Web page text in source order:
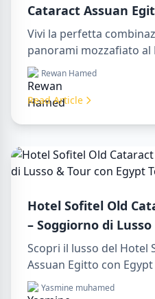
Cataract Assuan
Senza Tempo sul
Vivi la perfetta
panorami mozzafiato al
Assuan Egitto. Esplora
in luxor egypt e goditi
aswan from luxor.
Rewan Hamed
Read Article
Hotel Sofitel Old
– Soggiorno di
Tours VIP
Scopri il lusso del Hotel
Assuan Egitto con
attrazioni di Assuan,
Yasmine muhamed